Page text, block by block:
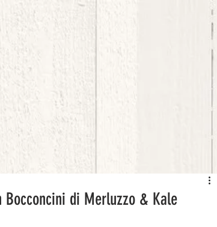
Bocconcini di Merluzzo & Kale